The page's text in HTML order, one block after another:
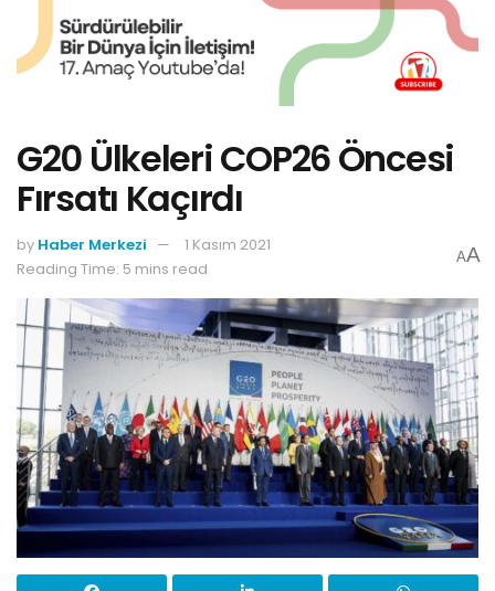
G20 Ülkeleri COP26 Öncesi
Fırsatı Kaçırdı
by Haber Merkezi
1 Kasım 2021
Reading Time: 5 mins read
AA